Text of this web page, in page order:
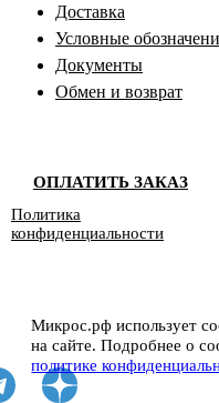
Микрос.рф использует
на сайте. Подробнее о
политике
Доставка
Условные
Документы
Обмен и возврат
ОПЛАТИТЬ ЗАКАЗ
Политика
конфиденциальности